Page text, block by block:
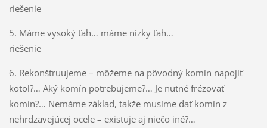
riešenie
5. Máme vysoký ťah… máme nízky ťah…
riešenie
6. Rekonštruujeme – môžeme na pôvodný komín napojiť
kotol?… Aký komín potrebujeme?… Je nutné frézovať
komín?… Nemáme základ, takže musíme dať komín z
nehrdzavejúcej ocele – existuje aj niečo iné?…